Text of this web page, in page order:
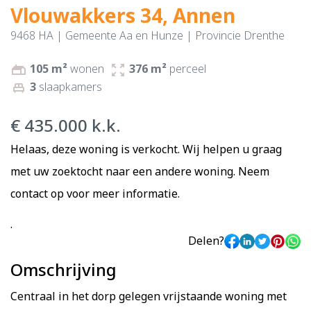
Vlouwakkers 34, Annen
9468 HA | Gemeente Aa en Hunze | Provincie Drenthe
gite 105 m²wonen zoom_out_map 376 m² perceel
single_bed 3 slaapkamers
€ 435.000 k.k.
Helaas, deze woning is verkocht. Wij helpen u graag
met uw zoektocht naar een andere woning. Neem
contactop voor meer informatie.
.
Delen?
Omschrijving
Centraal in het dorp gelegen vrijstaande woning met